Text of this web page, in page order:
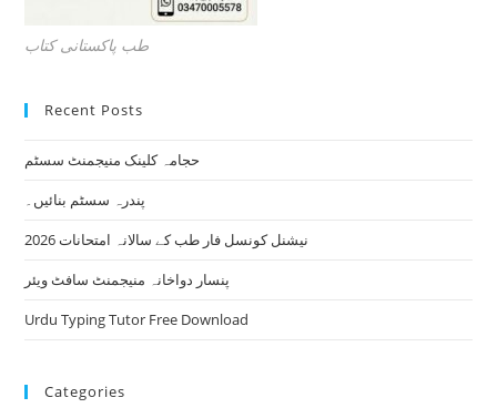
طب پاکستانی کتاب
Recent Posts
حجامہ کلینک منیجمنٹ سسٹم
پندرہ سسٹم بنائیں۔
نیشنل کونسل فار طب کے سالانہ امتحانات 2026
پنسار دواخانہ منیجمنٹ سافٹ ویئر
Urdu Typing Tutor Free Download
Categories